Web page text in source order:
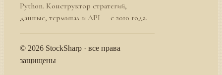
Python. Конструктор стратегий,
данные, терминал и API — с 2010 года.
© 2026 StockSharp · все права
защищены